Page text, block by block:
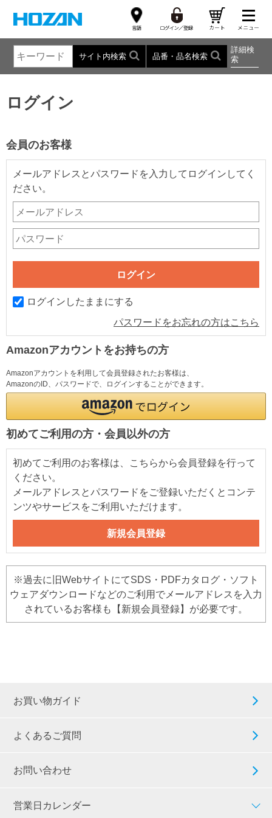
サイト内検索 品番・品名検索
詳細検
索
ログイン
会員のお客様
メールアドレスとパスワードを入力してログインしてく
ださい。
ログインしたままにする
パスワードをお忘れの方はこちら
Amazonアカウントをお持ちの方
Amazonアカウントを利用して会員登録されたお客様は、
AmazonのID、パスワードで、ログインすることができます。
初めてご利用の方・会員以外の方
初めてご利用のお客様は、こちらから会員登録を行って
ください。
メールアドレスとパスワードをご登録いただくとコンテ
ンツやサービスをご利用いただけます。
※過去に旧WebサイトにてSDS・PDFカタログ・ソフト
ウェアダウンロードなどのご利用でメールアドレスを入力
されているお客様も【新規会員登録】が必要です。
お買い物ガイド
よくあるご質問
お問い合わせ
営業日カレンダー